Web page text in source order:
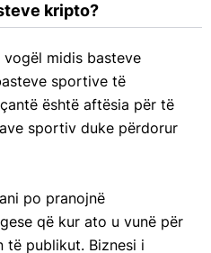
kripto?
midis basteve
sportive të
është aftësia për të
sportiv duke përdorur
po pranojnë
që kur ato u vunë për
të publikut. Biznesi i